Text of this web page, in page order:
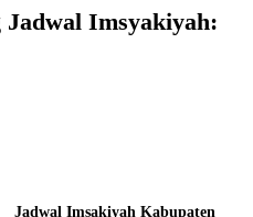
Imsyakiyah:
Jadwal Imsakiyah Kabupaten